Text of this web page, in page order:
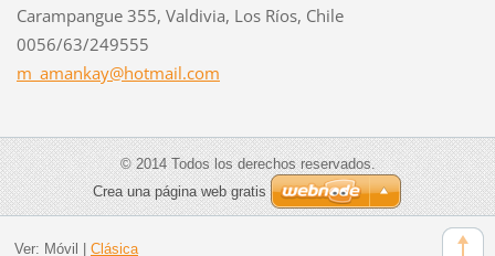
Carampangue 355, Valdivia, Los Ríos, Chile
0056/63/249555
m_amankay@hotmail.com
© 2014 Todos los derechos reservados.
Crea una página web gratis
Ver: Móvil Clásica